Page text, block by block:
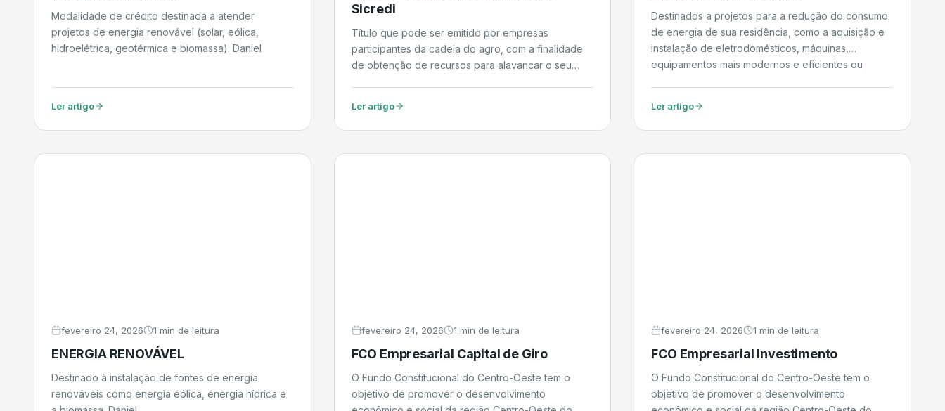
Modalidade de crédito destinada a atender
projetos de energia renovável (solar, eólica,
hidroelétrica, geotérmica e biomassa). Daniel
Ler artigo
Sicredi
Título que pode ser emitido por empresas
participantes da cadeia do agro, com a finalidade
de obtenção de recursos para alavancar o seu
caixa, entre outros. Pode ser emitida com base em
produtos produzidos ou comercializados pela
Ler artigo
Destinados a projetos para a redução do consumo
de energia de sua residência, como a aquisição e
instalação de eletrodomésticos, máquinas,
equipamentos mais modernos e eficientes ou
Ler artigo
fevereiro 24, 2026 1 min de leitura
ENERGIA RENOVÁVEL
Destinado à instalação de fontes de energia
renováveis como energia eólica, energia hídrica e
fevereiro 24, 2026 1 min de leitura
FCO Empresarial Capital de Giro
O Fundo Constitucional do Centro-Oeste tem o
objetivo de promover o desenvolvimento
fevereiro 24, 2026 1 min de leitura
FCO Empresarial Investimento
O Fundo Constitucional do Centro-Oeste tem o
objetivo de promover o desenvolvimento